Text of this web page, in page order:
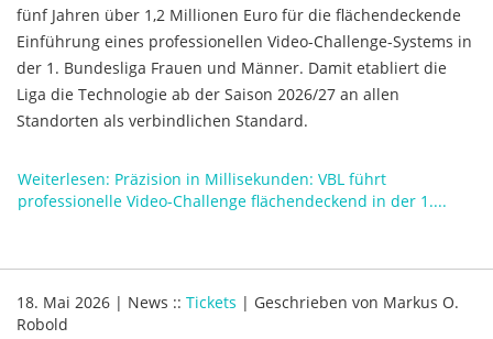
fünf Jahren über 1,2 Millionen Euro für die flächendeckende
Einführung eines professionellen Video-Challenge-Systems in
der 1. Bundesliga Frauen und Männer. Damit etabliert die
Liga die Technologie ab der Saison 2026/27 an allen
Standorten als verbindlichen Standard.
Weiterlesen: Präzision in Millisekunden: VBL führt
professionelle Video-Challenge flächendeckend in der 1....
18. Mai 2026 | News :: Tickets | Geschrieben von Markus O.
Robold